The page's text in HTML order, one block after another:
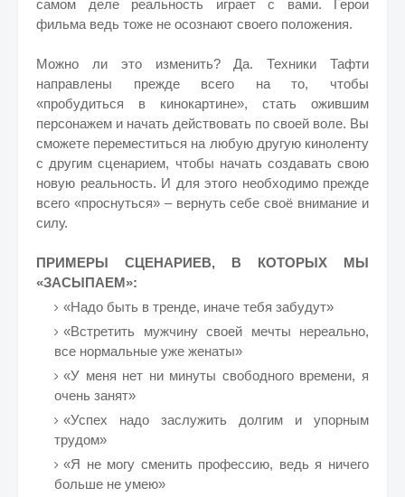
самом деле реальность играет с вами. Герои
фильма ведь тоже не осознают своего положения.
Можно ли это изменить? Да. Техники Тафти
направлены прежде всего на то, чтобы
«пробудиться в кинокартине», стать ожившим
персонажем и начать действовать по своей воле. Вы
сможете переместиться на любую другую киноленту
с другим сценарием, чтобы начать создавать свою
новую реальность. И для этого необходимо прежде
всего «проснуться» – вернуть себе своё внимание и
силу.
ПРИМЕРЫ СЦЕНАРИЕВ, В КОТОРЫХ МЫ
«ЗАСЫПАЕМ»:
«Надо быть в тренде, иначе тебя забудут»
«Встретить мужчину своей мечты нереально,
все нормальные уже женаты»
«У меня нет ни минуты свободного времени, я
очень занят»
«Успех надо заслужить долгим и упорным
трудом»
«Я не могу сменить профессию, ведь я ничего
больше не умею»